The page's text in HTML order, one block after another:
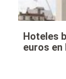
Hoteles
euros en